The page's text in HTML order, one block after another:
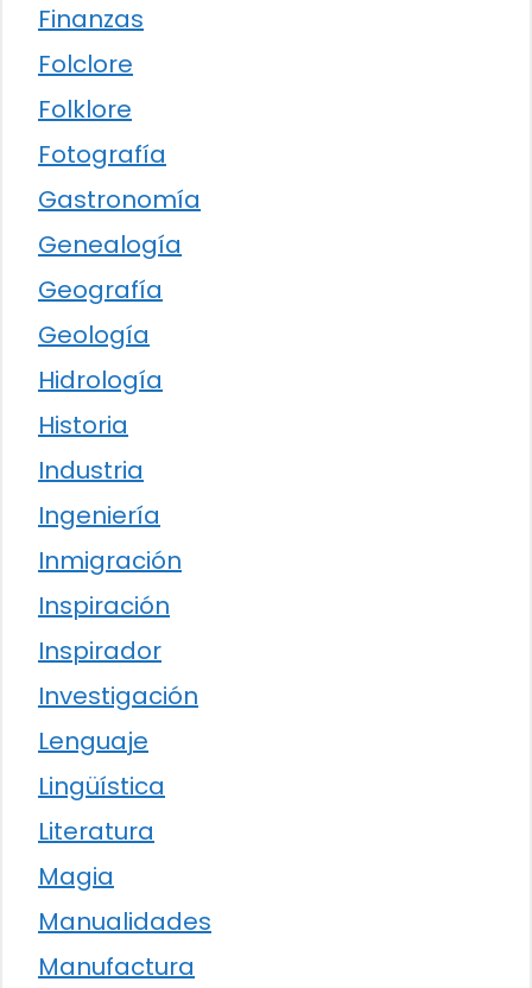
Finanzas
Folclore
Folklore
Fotografía
Gastronomía
Genealogía
Geografía
Geología
Hidrología
Historia
Industria
Ingeniería
Inmigración
Inspiración
Inspirador
Investigación
Lenguaje
Lingüística
Literatura
Magia
Manualidades
Manufactura